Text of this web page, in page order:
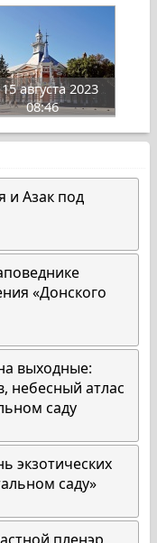
августа 2023
08:46
и Азак под
«Донского
выходные:
небесный атлас
саду
экзотических
саду»